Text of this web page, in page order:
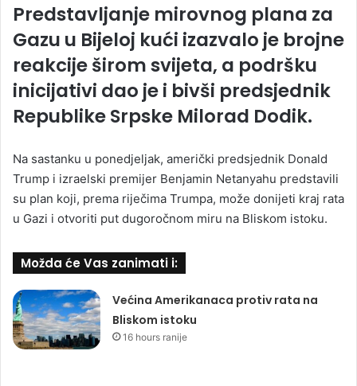
Predstavljanje mirovnog plana za
Gazu u Bijeloj kući izazvalo je brojne
reakcije širom svijeta, a podršku
inicijativi dao je i bivši predsjednik
Republike Srpske Milorad Dodik.
Na sastanku u ponedjeljak, američki predsjednik Donald
Trump i izraelski premijer Benjamin Netanyahu predstavili
su plan koji, prema riječima Trumpa, može donijeti kraj rata
u Gazi i otvoriti put dugoročnom miru na Bliskom istoku.
Možda će Vas zanimati i:
Većina Amerikanaca protiv rata na
Bliskom istoku
16 hours ranije